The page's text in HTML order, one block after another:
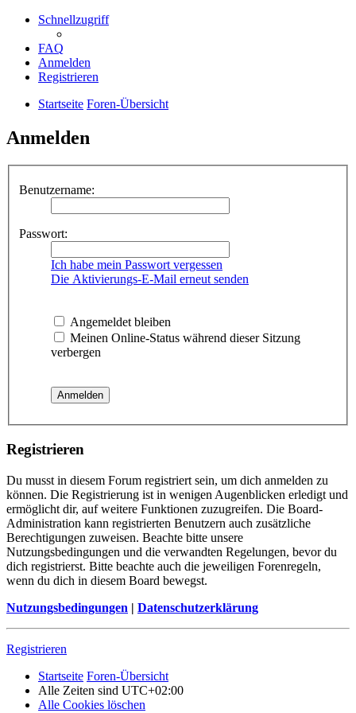
Schnellzugriff
FAQ
Anmelden
Registrieren
Startseite Foren-Übersicht
Anmelden
Benutzername:
Passwort:
Ich habe mein Passwort vergessen
Die Aktivierungs-E-Mail erneut senden
Angemeldet bleiben
Meinen Online-Status während dieser Sitzung
verbergen
Registrieren
Du musst in diesem Forum registriert sein, um dich anmelden zu
können. Die Registrierung ist in wenigen Augenblicken erledigt und
ermöglicht dir, auf weitere Funktionen zuzugreifen. Die Board-
Administration kann registrierten Benutzern auch zusätzliche
Berechtigungen zuweisen. Beachte bitte unsere
Nutzungsbedingungen und die verwandten Regelungen, bevor du
dich registrierst. Bitte beachte auch die jeweiligen Forenregeln,
wenn du dich in diesem Board bewegst.
Nutzungsbedingungen | Datenschutzerklärung
Registrieren
Startseite Foren-Übersicht
Alle Zeiten sind UTC+02:00
Alle Cookies löschen